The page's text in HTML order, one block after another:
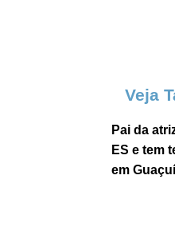
Veja
Pai da
ES e tem
em Guaçuí